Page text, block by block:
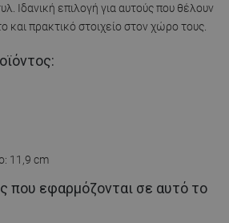
Ιδανική επιλογή για αυτούς που θέλουν
και πρακτικό στοιχείο στον χώρο τους.
11,9 cm
που εφαρμόζονται σε αυτό το